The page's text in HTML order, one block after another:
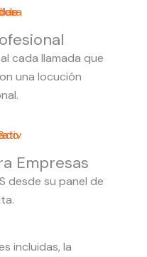
cada llamada que
una locución
Empresas
desde su panel de
incluidas, la